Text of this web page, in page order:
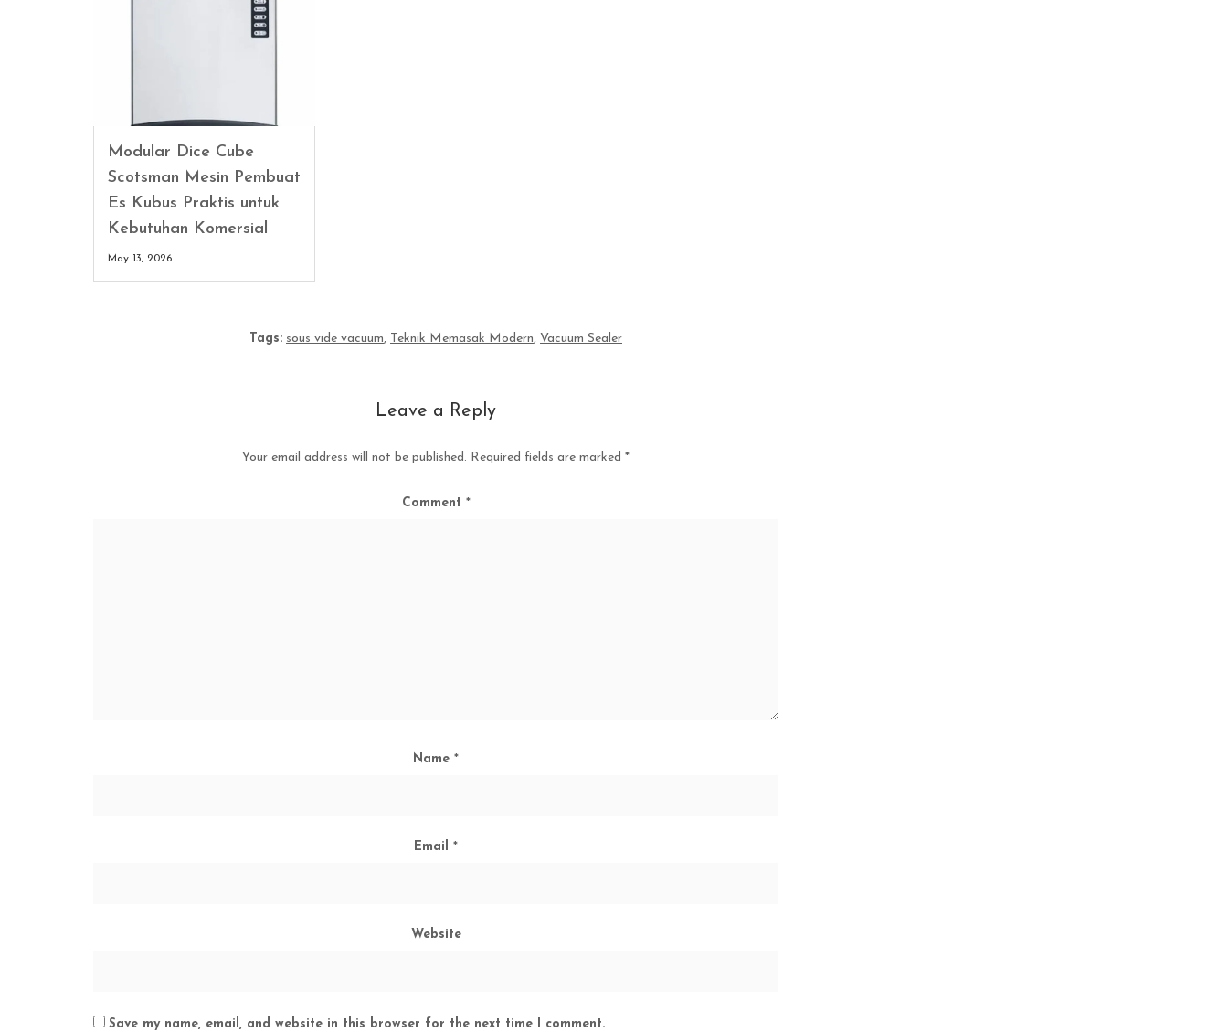
Modular Dice Cube
Scotsman Mesin Pembuat
Es Kubus Praktis untuk
Kebutuhan Komersial
May 13, 2026
Tags: sous vide vacuum, Teknik Memasak Modern, Vacuum Sealer
Leave a Reply
Your email address will not be published. Required fields are marked *
Comment *
Name *
Email *
Website
Save my name, email, and website in this browser for the next time I comment.